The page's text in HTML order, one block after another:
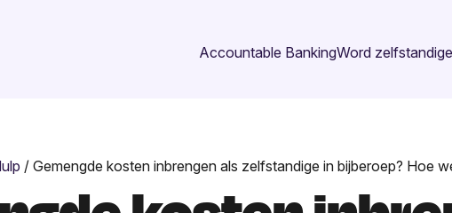
Accountable BankingWord zelfstandige
/ Gemengde kosten inbrengen als zelfstandige in bijberoep? Hoe